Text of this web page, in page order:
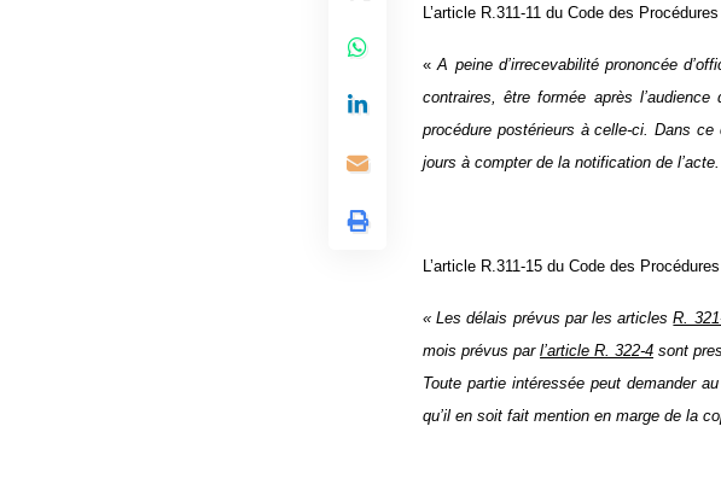
L’article R.311-11 du Code des
«A peine d’irrecevabilité prononcée
contraires, être formée après l’audience
procédure postérieurs à celle-ci. Dans
jours à compter de la notification de l’acte.
L’article R.311-15 du Code des
«Les délais prévus par les articlesR.
mois prévus par l’article R. 322-4 sont
Toute partie intéressée peut demander
qu’il en soit fait mention en marge de la